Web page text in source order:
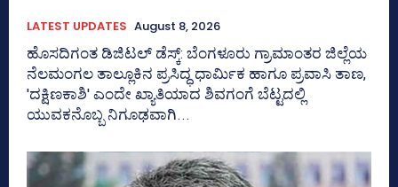
LATEST UPDATES August 8, 2026
ಹೊಸದಿಗಂತ ಡಿಜಿಟಲ್‌ ಡೆಸ್ಕ್:‌ ಬೆಂಗಳೂರು ಗ್ರಾಮಾಂತರ ಜಿಲ್ಲೆಯ
ನೆಲಮಂಗಲ ತಾಲ್ಲೂಕಿನ ಪ್ರಸಿದ್ಧ ಧಾರ್ಮಿಕ ಹಾಗೂ ಪ್ರವಾಸಿ ತಾಣ,
'ದಕ್ಷಿಣಕಾಶಿ' ಎಂದೇ ಖ್ಯಾತಿಯಾದ ಶಿವಗಂಗೆ ಬೆಟ್ಟದಲ್ಲಿ
ಯುವಕನೊಬ್ಬ ನಿಗೂಢವಾಗಿ...